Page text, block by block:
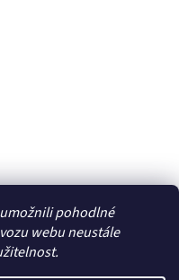
pohodlné
webu neustále